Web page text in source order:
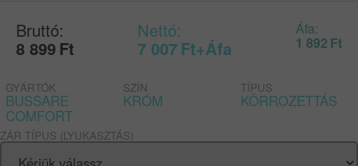
Bruttó:
8 899Ft
Nettó:
7 007Ft+Áfa
Áfa:
1 892 Ft
GYÁRTÓK
BUSSARE
COMFORT
SZÍN
KRÓM
TÍPUS
KÖRROZETTÁS
ZÁR TÍPUS (LYUKASZTÁS)